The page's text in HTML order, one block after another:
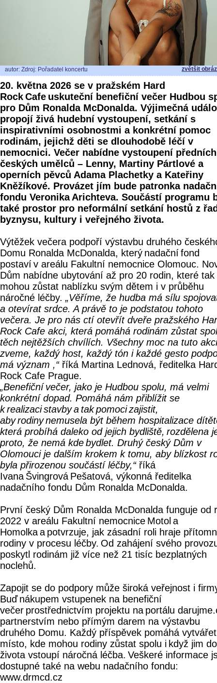
autor: Zdroj: Pořadatel koncertu zvětšit
20. května 2026 se v pražském Hard
Rock Cafe uskuteční benefiční večer Hudbou
pro Dům Ronalda McDonalda. Výjimečná
propojí živá hudební vystoupení, setkání s
inspirativními osobnostmi a konkrétní pomoc
rodinám, jejichž děti se dlouhodobě léčí v
nemocnici. Večer nabídne vystoupení předních
českých umělců – Lenny, Martiny Pártlové a
operních pěvců Adama Plachetky a Kateřiny
Kněžíkové. Provázet jím bude patronka
fondu Veronika Arichteva. Součástí programu
také prostor pro neformální setkání hostů z
byznysu, kultury i veřejného života.
Výtěžek večera podpoří výstavbu druhého
Domu Ronalda McDonalda, který nadační fond
postaví v areálu Fakultní nemocnice Olomouc.
Dům nabídne ubytování až pro 20 rodin, které tak
mohou zůstat nablízku svým dětem i v průběhu
náročné léčby. „Věříme, že hudba má sílu
a otevírat srdce. A právě to je podstatou tohoto
večera. Je pro nás ctí otevřít dveře pražského
Rock Cafe akci, která pomáhá rodinám zůstat
těch nejtěžších chvílích. Všechny moc na tuto akci
zveme, každý host, každý tón i každé gesto
má význam ,“říká Martina Lednová, ředitelka
Rock Cafe Prague.
„Benefiční večer, jako je Hudbou spolu, má velmi
konkrétní dopad. Pomáhá nám přiblížit se
k realizaci stavby a tak pomoci zajistit,
aby rodiny nemusela být během hospitalizace
která probíhá daleko od jejich bydliště, rozdělena
proto, že nemá kde bydlet. Druhý český Dům v
Olomouci je dalším krokem k tomu, aby blízkost
byla přirozenou součástí léčby,“říká
Ivana Švingrová Pešatová, výkonná ředitelka
nadačního fondu Dům Ronalda McDonalda.
První český Dům Ronalda McDonalda funguje od
2022 v areálu Fakultní nemocnice Motol a
Homolka a potvrzuje, jak zásadní roli hraje
rodiny v procesu léčby. Od zahájení svého
poskytl rodinám již více než 21 tisíc bezplatných
noclehů.
Zapojit se do podpory může široká veřejnost i
Buď nákupem vstupenek na benefiční
večer prostřednictvím projektu na portálu
partnerstvím nebo přímým darem na výstavbu
druhého Domu. Každý příspěvek pomáhá vytvářet
místo, kde mohou rodiny zůstat spolu i když jim do
života vstoupí náročná léčba. Veškeré informace
dostupné také na webu nadačního fondu:
www.drmcd.cz